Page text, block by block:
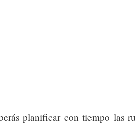
planificar con tiempo las